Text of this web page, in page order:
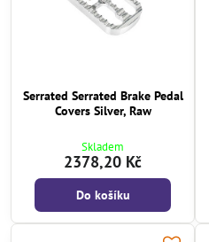
Serrated Serrated Brake Pedal
Covers Silver, Raw
Skladem
2378,20 Kč
Do košíku